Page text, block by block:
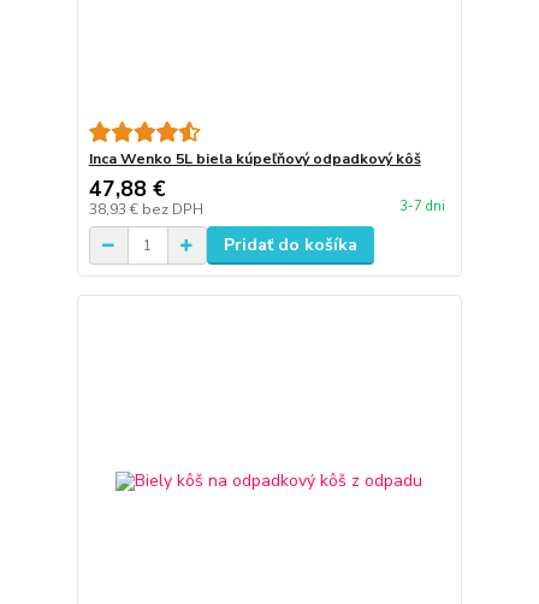
Inca Wenko 5L biela kúpeľňový odpadkový kôš
47,88 €
38,93 € bez DPH 3-7 dni
Pridať do košíka